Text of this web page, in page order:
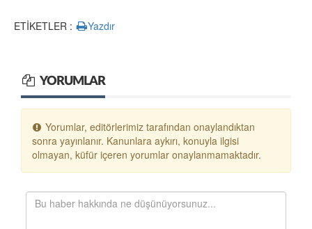
ETİKETLER : Yazdır
YORUMLAR
Yorumlar, editörlerimiz tarafından onaylandıktan
sonra yayınlanır. Kanunlara aykırı, konuyla ilgisi
olmayan, küfür içeren yorumlar onaylanmamaktadır.